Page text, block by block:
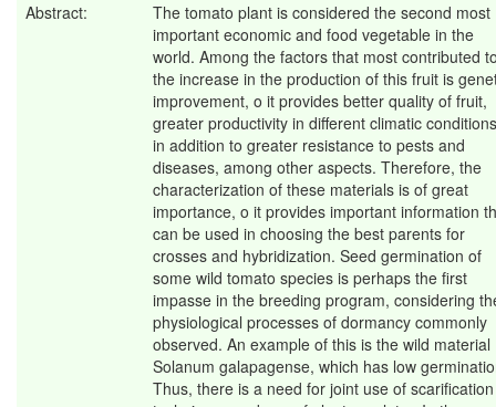
Abstract:
The tomato plant is considered the second most
important economic and food vegetable in the
world. Among the factors that most contributed
the increase in the production of this fruit is
improvement, o it provides better quality of fruit,
greater productivity in different climatic
in addition to greater resistance to pests and
diseases, among other aspects. Therefore, the
characterization of these materials is of great
importance, o it provides important information
can be used in choosing the best parents for
crosses and hybridization. Seed germination of
some wild tomato species is perhaps the first
impasse in the breeding program, considering
physiological processes of dormancy commonly
observed. An example of this is the wild material
Solanum galapagense, which has low
Thus, there is a need for joint use of scarification